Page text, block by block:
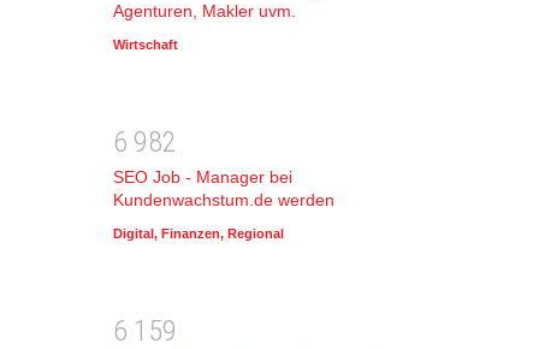
Agenturen, Makler uvm.
Wirtschaft
6 982
SEO Job - Manager bei
Kundenwachstum.de werden
Digital, Finanzen, Regional
6 1 59